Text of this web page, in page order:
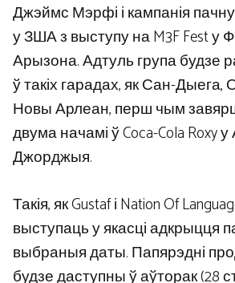
Джэймс Мэрфі і кампанія
у ЗША з выступу на M3F Fest у
Арызона. Адтуль група будзе
ў такіх гарадах, як Сан-Дыега,
Новы Арлеан, перш чым
двума начамі ў Coca-Cola Roxy
Джорджыя.
Такія, як Gustaf і Nation Of
выступаць у якасці адкрыцця
выбраныя даты. Папярэдні
будзе даступны ў аўторак (28